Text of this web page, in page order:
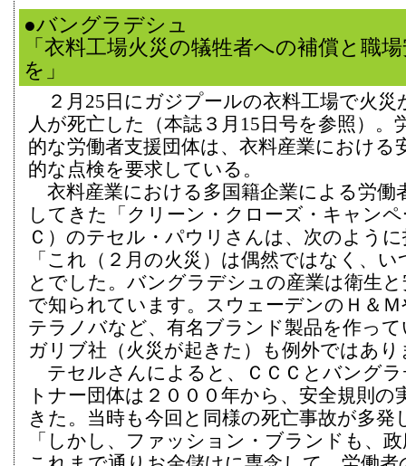
●バングラデシュ
「衣料工場火災の犠牲者への補償と職
を」
２月25日にガジプールの衣料工場で火災
人が死亡した（本誌３月15日号を参照）。
的な労働者支援団体は、衣料産業における
的な点検を要求している。
衣料産業における多国籍企業による労働
してきた「クリーン・クローズ・キャン
Ｃ）のテセル・パウリさんは、次のよう
「これ（２月の火災）は偶然ではなく、
とでした。バングラデシュの産業は衛生
で知られています。スウェーデンのＨ＆
テラノバなど、有名ブランド製品を作っ
ガリブ社（火災が起きた）も例外ではあり
テセルさんによると、ＣＣＣとバング
トナー団体は２０００年から、安全規則の
きた。当時も今回と同様の死亡事故が多発
「しかし、ファッション・ブランドも、